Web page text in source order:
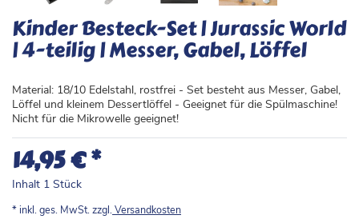
Kinder Besteck-Set | Jurassic World
| 4-teilig | Messer, Gabel, Löffel
Material: 18/10 Edelstahl, rostfrei - Set besteht aus Messer, Gabel,
Löffel und kleinem Dessertlöffel - Geeignet für die Spülmaschine!
Nicht für die Mikrowelle geeignet!
14,95 €*
Inhalt 1 Stück
* inkl. ges. MwSt. zzgl. Versandkosten